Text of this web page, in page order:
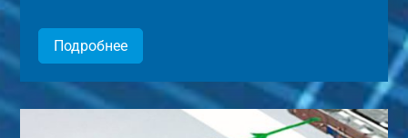
Подробнее